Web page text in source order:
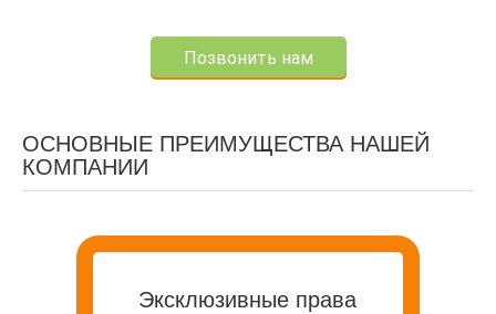
Позвонить нам
ОСНОВНЫЕ ПРЕИМУЩЕСТВА НАШЕЙ
КОМПАНИИ
Эксклюзивные права